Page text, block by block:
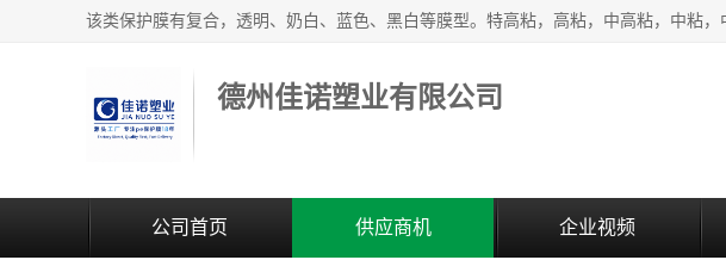
德州佳诺塑业有限公司
公司首页 供应商机 企业视频